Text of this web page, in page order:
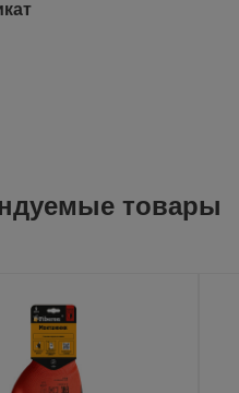
товары